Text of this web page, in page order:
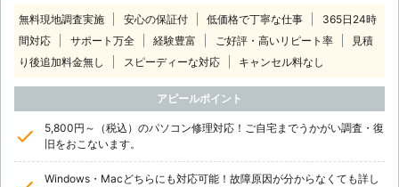
無料現地調査実施 安心の保証付 低価格で丁寧な仕事
365日24時
間対応
サポート万全 経験豊富 ご好評・高いリピート率
見積
り後追加料金無し
スピーディーな対応 キャンセル料なし
アピールポイント
5,800円～（税込）のパソコン修理対応！ご自宅までうかがい調査・復
旧をおこないます。
Windows・Macどちらにも対応可能！故障原因が分からなくても詳し